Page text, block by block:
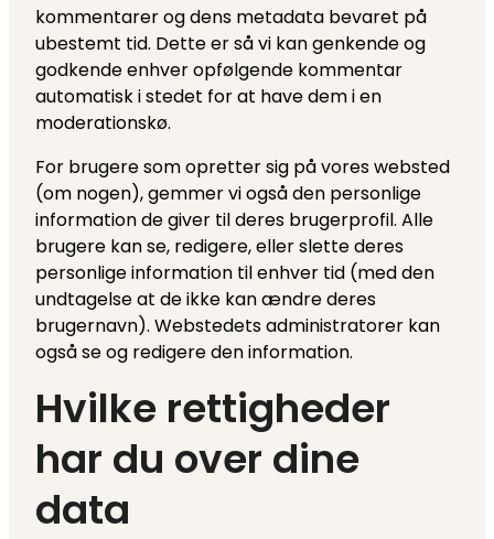
kommentarer og dens metadata bevaret på
ubestemt tid. Dette er så vi kan genkende og
godkende enhver opfølgende kommentar
automatisk i stedet for at have dem i en
moderationskø.
For brugere som opretter sig på vores websted
(om nogen), gemmer vi også den personlige
information de giver til deres brugerprofil. Alle
brugere kan se, redigere, eller slette deres
personlige information til enhver tid (med den
undtagelse at de ikke kan ændre deres
brugernavn). Webstedets administratorer kan
også se og redigere den information.
Hvilke rettigheder
har du over dine
data